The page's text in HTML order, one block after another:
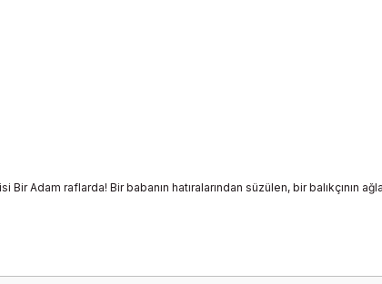
Adam raflarda! Bir babanın hatıralarından süzülen, bir balıkçının